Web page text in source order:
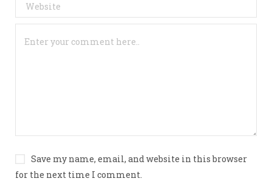
Save my name, email, and website in this browser
for the next time I comment.